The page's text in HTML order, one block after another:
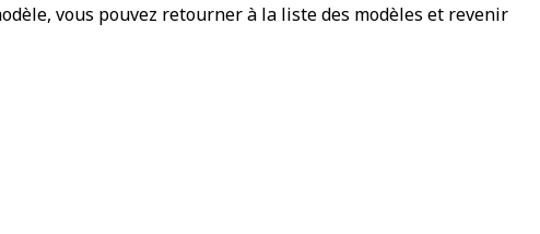
vous pouvez retourner à la liste des modèles et revenir